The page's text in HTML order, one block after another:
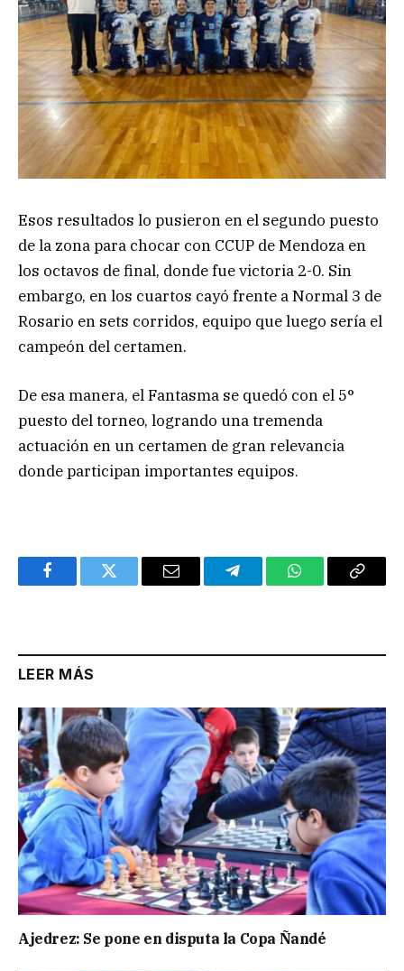
Esos resultados lo pusieron en el segundo puesto
de la zona para chocar con CCUP de Mendoza en
los octavos de final, donde fue victoria 2-0. Sin
embargo, en los cuartos cayó frente a Normal 3 de
Rosario en sets corridos, equipo que luego sería el
campeón del certamen.
De esa manera, el Fantasma se quedó con el 5°
puesto del torneo, logrando una tremenda
actuación en un certamen de gran relevancia
donde participan importantes equipos.
FacebookTwitter Email TelegramWhatsAppCopy
LEER MÁS
Ajedrez: Se pone en disputa la Copa Ñandé